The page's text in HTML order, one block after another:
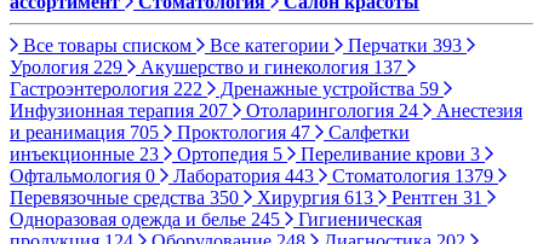
Все товары списком Все категории Перчатки 393
Урология 229 Акушерство и гинекология 137
Гастроэнтерология 222 Дренажные устройства 59
Инфузионная терапия 207 Отоларингология 24
Анестезия
и реанимация 705 Проктология 47
Салфетки
инъекционные 23 Ортопедия 5 Переливание крови 3
Офтальмология 0 Лаборатория 443 Стоматология 1379
Перевязочные средства 350 Хирургия 613 Рентген 31
Одноразовая одежда и белье 245
Гигиеническая